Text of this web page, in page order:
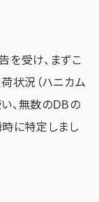
を受け、まずこ
状況（ハニカム
、無数のDBの
に特定しまし